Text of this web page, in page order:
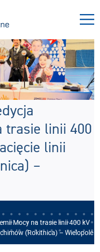
trasie linii 400
linii
–
Mocy na trasie linii 400 kV
(Rokitnica) – Wielopole